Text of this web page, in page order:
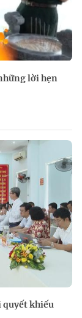
lời hẹn
quyết khiếu